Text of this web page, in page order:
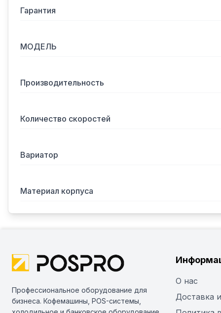
Гарантия
МОДЕЛЬ
Производительность
Количество скоростей
Вариатор
Материал корпуса
Профессиональное оборудование для
бизнеса. Кофемашины, POS-системы,
О нас
Доставка